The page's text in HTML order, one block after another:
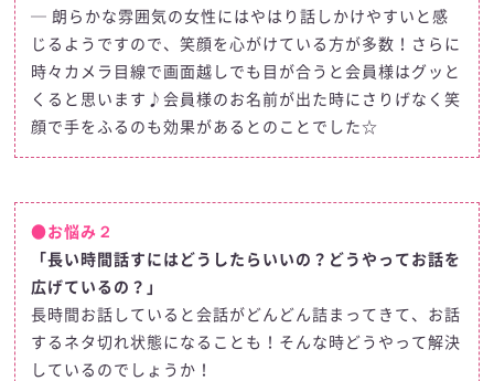
─ 朗らかな雰囲気の女性にはやはり話しかけやすいと感
じるようですので、笑顔を心がけている方が多数！さらに
時々カメラ目線で画面越しでも目が合うと会員様はグッと
くると思います♪会員様のお名前が出た時にさりげなく笑
顔で手をふるのも効果があるとのことでした☆
●お悩み２
「長い時間話すにはどうしたらいいの？どうやってお話を
広げているの？」
長時間お話していると会話がどんどん詰まってきて、お話
するネタ切れ状態になることも！そんな時どうやって解決
しているのでしょうか！